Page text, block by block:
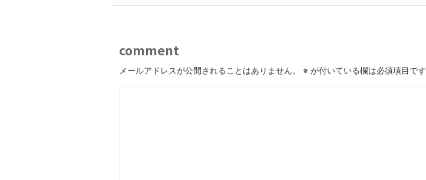
comment
メールアドレスが公開されることはありません。 ※ が付いている欄は必須項目です